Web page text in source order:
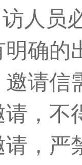
人员
确的
请信
，不
，严